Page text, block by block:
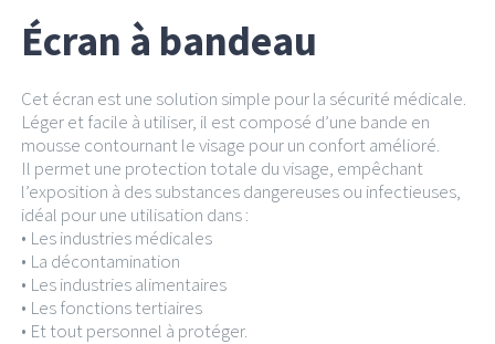
Écran à bandeau
Cet écran est une solution simple pour la sécurité médicale.
Léger et facile à utiliser, il est composé d’une bande en
mousse contournant le visage pour un confort amélioré.
Il permet une protection totale du visage, empêchant
l’exposition à des substances dangereuses ou infectieuses,
idéal pour une utilisation dans :
• Les industries médicales
• La décontamination
• Les industries alimentaires
• Les fonctions tertiaires
• Et tout personnel à protéger.